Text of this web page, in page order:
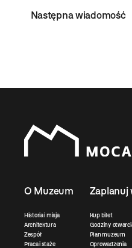
Następna wiadomość
O Muzeum
Historia i misja
Architektura
Zespół
Praca i staże
Zaplanuj
Kup bilet
Godziny
Plan muzeum
Oprowadzenia